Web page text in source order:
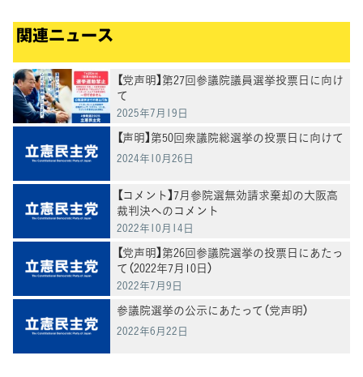
関連ニュース
【党声明】第27回参議院議員選挙投票日に向け
て
2025年7月19日
【声明】第50回衆議院総選挙の投票日に向けて
2024年10月26日
【コメント】7月参院選無効請求棄却の大阪高
裁判決へのコメント
2022年10月14日
【党声明】第26回参議院選挙の投票日にあたっ
て（2022年7月10日）
2022年7月9日
参議院選挙の公示にあたって（党声明）
2022年6月22日